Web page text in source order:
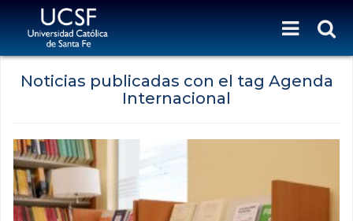
Noticias publicadas con el tag Agenda
Internacional